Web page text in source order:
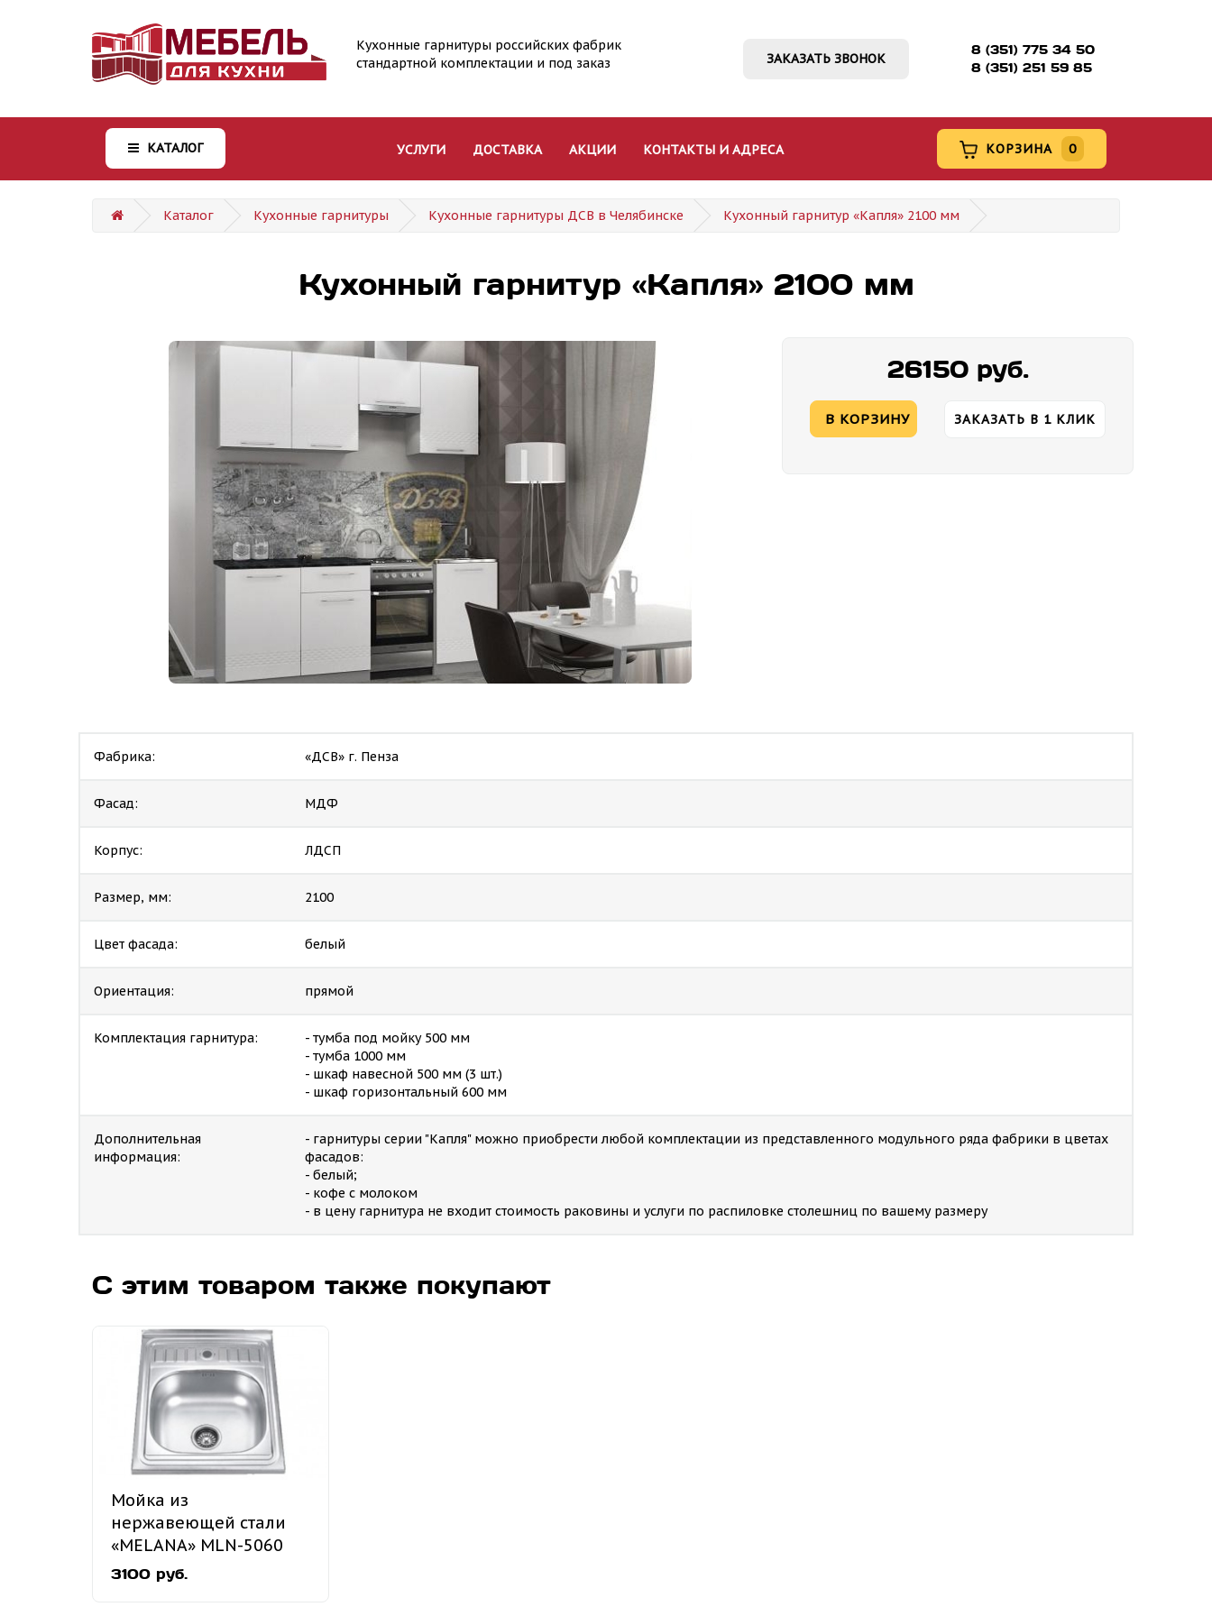
Кухонные гарнитуры российских фабрик
стандартной комплектации и под заказ
ЗАКАЗАТЬ ЗВОНОК
8 (351) 775 34 50
8 (351) 251 59 85
КАТАЛОГ УСЛУГИ ДОСТАВКА АКЦИИ КОНТАКТЫ И АДРЕСА КОРЗИНА 0
Каталог Кухонные гарнитуры Кухонные гарнитуры ДСВ в Челябинске Кухонный гарнитур «Капля» 2100 мм
Кухонный гарнитур «Капля» 2100 мм
26150 руб.
В КОРЗИНУ ЗАКАЗАТЬ В 1 КЛИК
Фабрика: «ДСВ» г. Пенза
Фасад: МДФ
Корпус: ЛДСП
Размер, мм: 2100
Цвет фасада: белый
Ориентация: прямой
Комплектация гарнитура:
- тумба под мойку 500 мм
- тумба 1000 мм
- шкаф навесной 500 мм (3 шт.)
- шкаф горизонтальный 600 мм
Дополнительная
информация:
- гарнитуры серии "Капля" можно приобрести любой комплектации из представленного модульного ряда фабрики в цветах
фасадов:
- белый;
- кофе с молоком
- в цену гарнитура не входит стоимость раковины и услуги по распиловке столешниц по вашему размеру
С этим товаром также покупают
Мойка из
нержавеющей стали
«MELANA» MLN-5060
накладная
3100 руб.